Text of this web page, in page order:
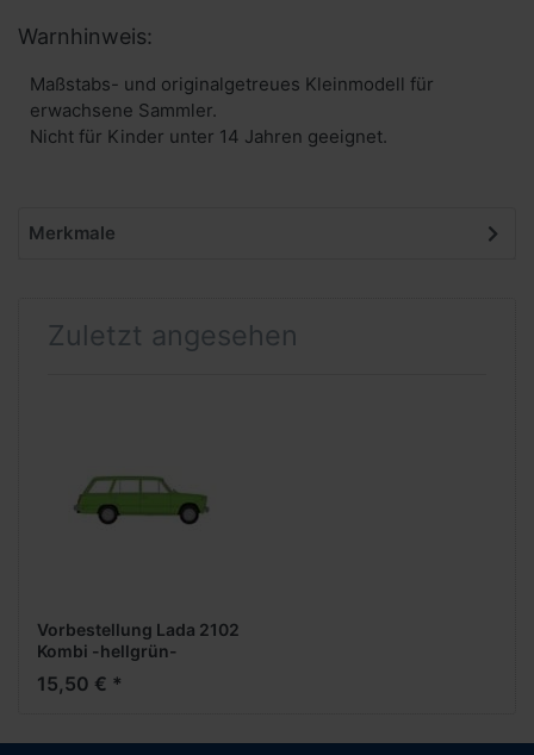
Warnhinweis:
Maßstabs- und originalgetreues Kleinmodell für
erwachsene Sammler.
Nicht für Kinder unter 14 Jahren geeignet.
Merkmale
Zuletzt angesehen
Vorbestellung Lada 2102
Kombi -hellgrün-
***Neuheiten Februar
15,50 € *